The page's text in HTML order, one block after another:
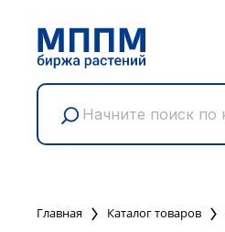
Главная Каталог товаров